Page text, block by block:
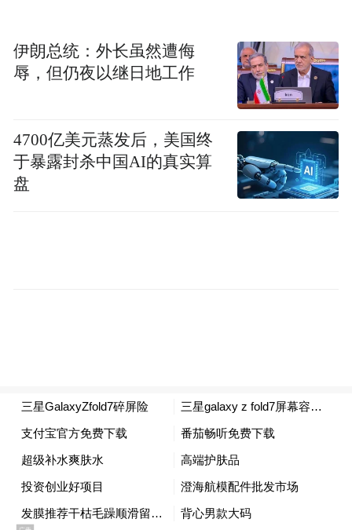
手滑的情况。
伊朗总统：外长虽然遭侮
辱，但仍夜以继日地工作
4700亿美元蒸发后，美国终
于暴露封杀中国AI的真实算
盘